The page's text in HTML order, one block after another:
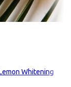
Whitening